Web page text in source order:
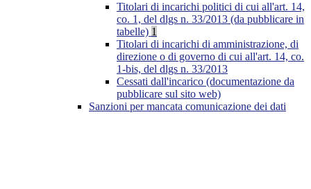
Titolari di incarichi politici di cui all'art. 14,
co. 1, del dlgs n. 33/2013 (da pubblicare in
tabelle) 1
Titolari di incarichi di amministrazione, di
direzione o di governo di cui all'art. 14, co.
1-bis, del dlgs n. 33/2013
Cessati dall'incarico (documentazione da
pubblicare sul sito web)
Sanzioni per mancata comunicazione dei dati